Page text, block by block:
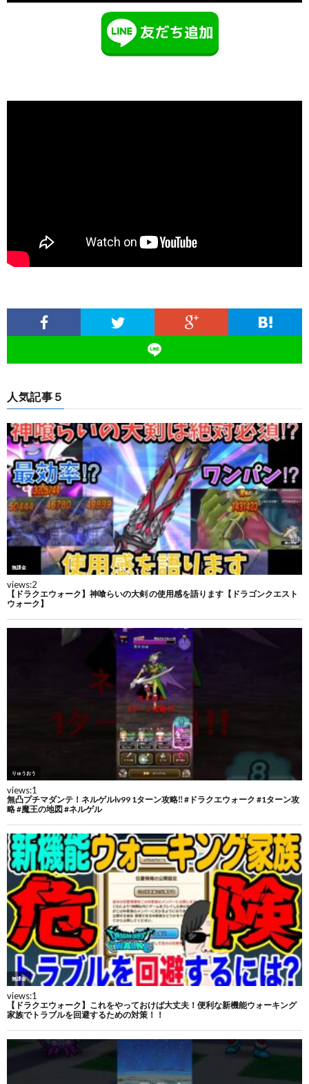
人気記事５